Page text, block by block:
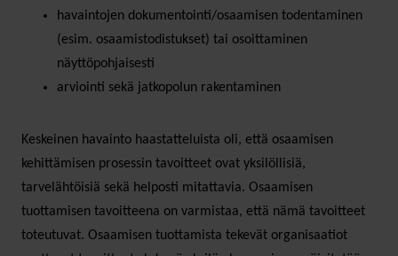
havaintojen dokumentointi/osaamisen todentaminen
(esim. osaamistodistukset) tai osoittaminen
näyttöpohjaisesti
arviointi sekä jatkopolun rakentaminen
Keskeinen havainto haastatteluista oli, että osaamisen
kehittämisen prosessin tavoitteet ovat yksilöllisiä,
tarvelähtöisiä sekä helposti mitattavia. Osaamisen
tuottamisen tavoitteena on varmistaa, että nämä tavoitteet
toteutuvat. Osaamisen tuottamista tekevät organisaatiot